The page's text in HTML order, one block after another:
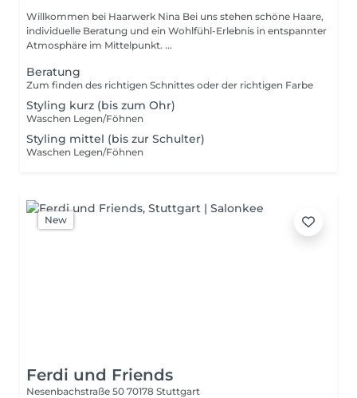
Willkommen bei Haarwerk Nina Bei uns stehen schöne Haare,
individuelle Beratung und ein Wohlfühl-Erlebnis in entspannter
Atmosphäre im Mittelpunkt. ...
Beratung
Zum finden des richtigen Schnittes oder der richtigen Farbe
Styling kurz (bis zum Ohr)
Waschen Legen/Föhnen
Styling mittel (bis zur Schulter)
Waschen Legen/Föhnen
New
Ferdi und Friends
Nesenbachstraße 50 70178 Stuttgart